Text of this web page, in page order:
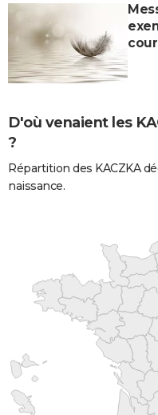
D'où venaient les
?
Répartition des KACZKA
naissance.